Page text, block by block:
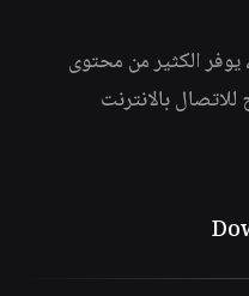
، يوفر الكثير من محتوى
بالانترنت